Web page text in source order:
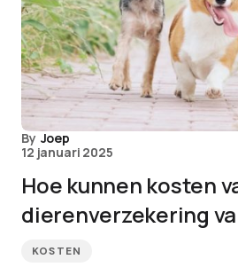
By Joep
12 januari 2025
Hoe kunnen kosten
dierenverzekering
KOSTEN